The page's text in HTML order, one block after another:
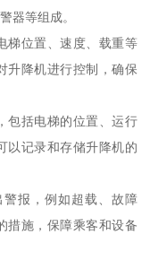
器等组成。
梯位置、速度、载重等
升降机进行控制，确保
包括电梯的位置、运行
以记录和存储升降机的
报，例如超载、故障
措施，保障乘客和设备